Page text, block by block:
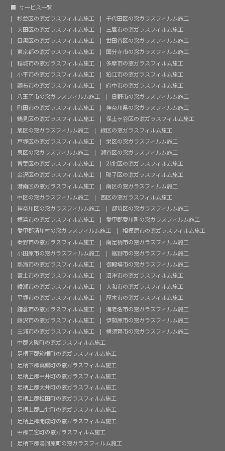
サービス一覧
杉並区の窓ガラスフィルム施工
千代田区の窓ガラスフィルム施工
大田区の窓ガラスフィルム施工
三鷹市の窓ガラスフィルム施工
目黒区の窓ガラスフィルム施工
世田谷区の窓ガラスフィルム施工
東京都の窓ガラスフィルム施工
国分寺市の窓ガラスフィルム施工
稲城市の窓ガラスフィルム施工
多摩市の窓ガラスフィルム施工
小平市の窓ガラスフィルム施工
狛江市の窓ガラスフィルム施工
調布市の窓ガラスフィルム施工
府中市の窓ガラスフィルム施工
八王子市の窓ガラスフィルム施工
日野市の窓ガラスフィルム施工
町田市の窓ガラスフィルム施工
神奈川県の窓ガラスフィルム施工
鶴見区の窓ガラスフィルム施工
保土ヶ谷区の窓ガラスフィルム施工
旭区の窓ガラスフィルム施工
緑区の窓ガラスフィルム施工
戸塚区の窓ガラスフィルム施工
栄区の窓ガラスフィルム施工
泉区の窓ガラスフィルム施工
瀬谷区の窓ガラスフィルム施工
青葉区の窓ガラスフィルム施工
港北区の窓ガラスフィルム施工
金沢区の窓ガラスフィルム施工
磯子区の窓ガラスフィルム施工
港南区の窓ガラスフィルム施工
南区の窓ガラスフィルム施工
中区の窓ガラスフィルム施工
西区の窓ガラスフィルム施工
神奈川区の窓ガラスフィルム施工
都筑区の窓ガラスフィルム施工
横浜市の窓ガラスフィルム施工
愛甲郡愛川町の窓ガラスフィルム施工
愛甲郡清川村の窓ガラスフィルム施工
相模原市の窓ガラスフィルム施工
秦野市の窓ガラスフィルム施工
南足柄市の窓ガラスフィルム施工
小田原市の窓ガラスフィルム施工
裾野市の窓ガラスフィルム施工
熱海市の窓ガラスフィルム施工
御殿場市の窓ガラスフィルム施工
富士市の窓ガラスフィルム施工
沼津市の窓ガラスフィルム施工
綾瀬市の窓ガラスフィルム施工
大和市の窓ガラスフィルム施工
平塚市の窓ガラスフィルム施工
厚木市の窓ガラスフィルム施工
鎌倉市の窓ガラスフィルム施工
海老名市の窓ガラスフィルム施工
藤沢市の窓ガラスフィルム施工
伊勢原市の窓ガラスフィルム施工
三浦市の窓ガラスフィルム施工
横須賀市の窓ガラスフィルム施工
中郡大磯町の窓ガラスフィルム施工
足柄下郡箱根町の窓ガラスフィルム施工
足柄下郡真鶴町の窓ガラスフィルム施工
足柄上郡中井町の窓ガラスフィルム施工
足柄上郡大井町の窓ガラスフィルム施工
足柄上郡松田町の窓ガラスフィルム施工
足柄上郡山北町の窓ガラスフィルム施工
足柄上郡開成町の窓ガラスフィルム施工
中郡二宮町の窓ガラスフィルム施工
足柄下郡湯河原町の窓ガラスフィルム施工